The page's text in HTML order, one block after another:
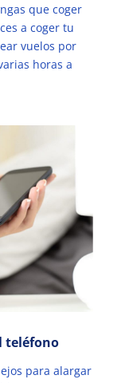
que coger
a coger tu
vuelos por
horas a
teléfono
para alargar